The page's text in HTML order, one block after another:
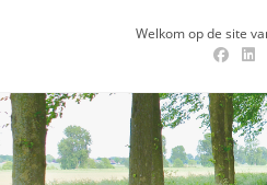
Welkom op de site